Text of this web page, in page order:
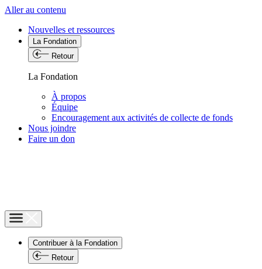
Aller au contenu
Nouvelles et ressources
La Fondation
Retour
La Fondation
À propos
Équipe
Encouragement aux activités de collecte de fonds
Nous joindre
Faire un don
Contribuer à la Fondation
Retour